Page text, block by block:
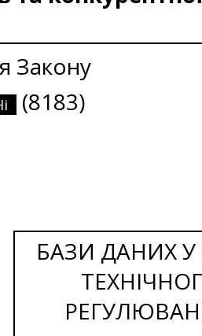
Закону
(8183)
БАЗИ ДАНИХ У